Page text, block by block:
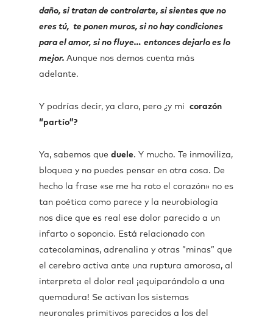
daño, si tratan de controlarte, si sientes que no
eres tú, te ponen muros, si no hay condiciones
para el amor, si no fluye… entonces dejarlo es lo
mejor. Aunque nos demos cuenta más
adelante.
Y podrías decir, ya claro, pero ¿y mi corazón
“partío”?
Ya, sabemos que duele. Y mucho. Te inmoviliza,
bloquea y no puedes pensar en otra cosa. De
hecho la frase «se me ha roto el corazón» no es
tan poética como parece y la neurobiología
nos dice que es real ese dolor parecido a un
infarto o soponcio. Está relacionado con
catecolaminas, adrenalina y otras ”minas” que
el cerebro activa ante una ruptura amorosa, al
interpreta el dolor real ¡equiparándolo a una
quemadura! Se activan los sistemas
neuronales primitivos parecidos a los del